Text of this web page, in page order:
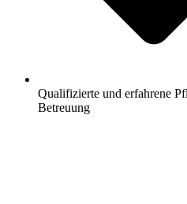
Qualifizierte und erfahrene
Betreuung